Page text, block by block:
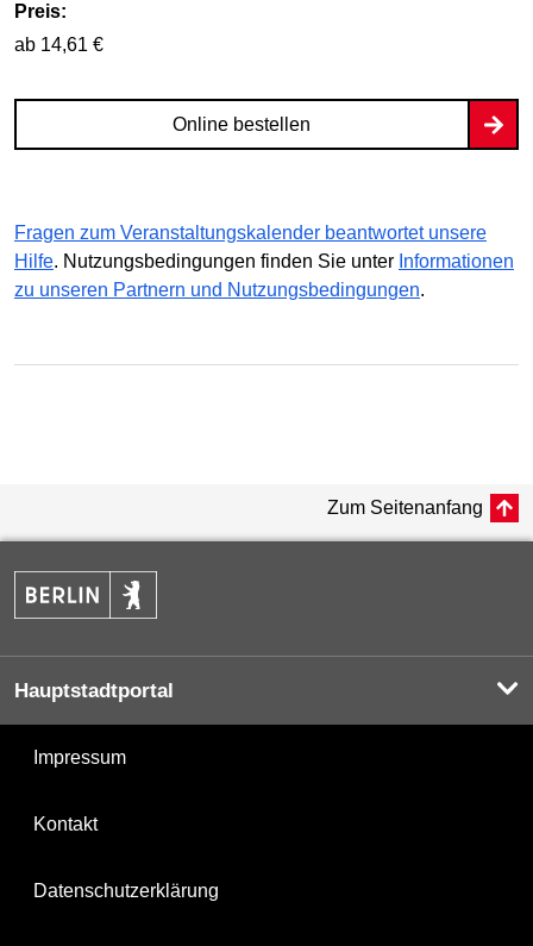
Preis:
ab 14,61 €
Online bestellen
Fragen zum Veranstaltungskalender beantwortet unsere
Hilfe. Nutzungsbedingungen finden Sie unter Informationen
zu unseren Partnern und Nutzungsbedingungen.
Zum Seitenanfang
Hauptstadtportal
Impressum
Kontakt
Datenschutzerklärung